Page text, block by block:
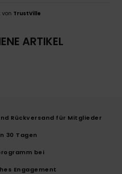
von TrustVille
ARTIKEL
Rückversand für Mitglieder
30 Tagen
bei
Engagement